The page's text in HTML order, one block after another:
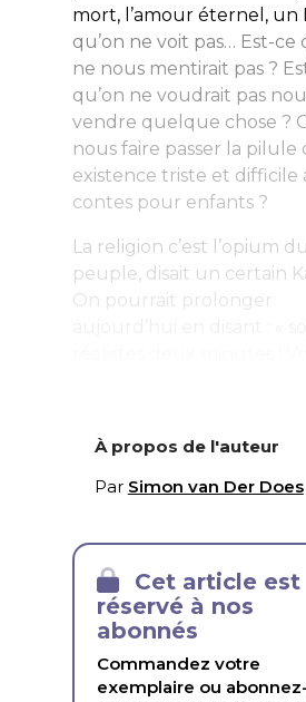
mort, l’amour éternel, un
qu’on ne voit pas… Est-ce
ne nous mentirait pas ?
qu’on ne voudrait pas
vendre quelque chose ?
nous faire passer la pilule
existence triste et difficile
contes pour enfants ?
La religion c’est l’opium du
peuple, disait un certain
On pourrait prolonger
À propos de l'auteur
Par Simon van Der Does
Cet article est
réservé à nos
abonnés
Commandez votre
exemplaire ou